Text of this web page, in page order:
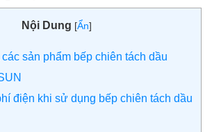
Nội Dung [Ẩn]
sản phẩm bếp chiên tách dầu
điện khi sử dụng bếp chiên tách dầu